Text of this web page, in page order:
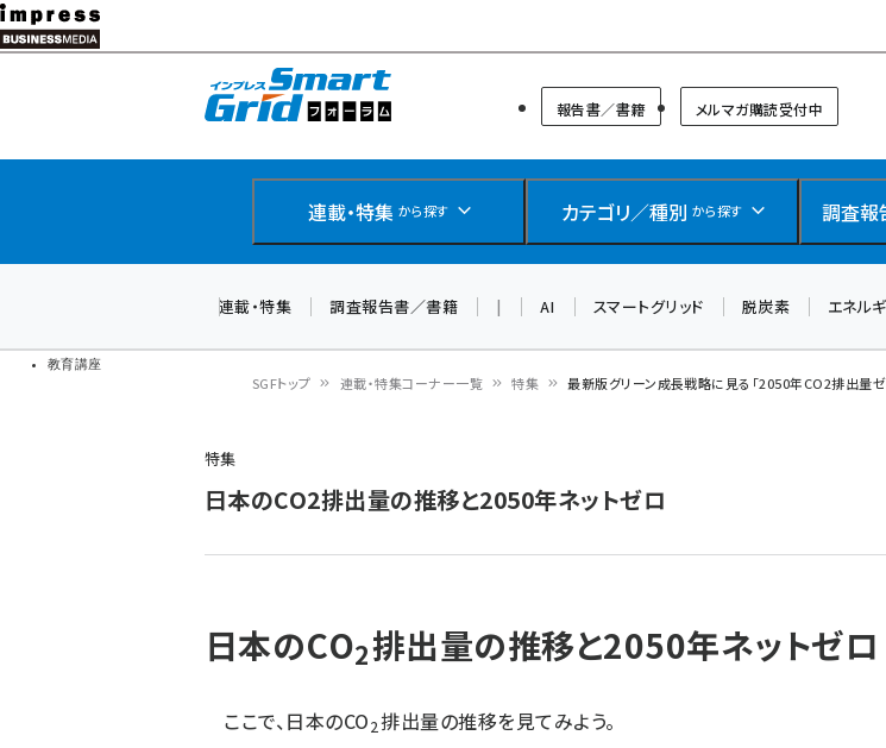
メ
イ
教育講座
スマートグリッドフォーラム
報告書／書籍 メルマガ購読受付中
連載・特集 から探す カテゴリ／種別 から探す 調査報
連載・特集 調査報告書／書籍 | AI スマートグリッド 脱炭素 エネル
ン
く
ず
SGFトップ 連載・特集コーナー一覧 特集 最新版グリーン成長戦略に見る「2050年CO2排出量
特集
日本のCO2排出量の推移と2050年ネットゼロ
日本のCO2排出量の推移と2050年ネットゼロ
ここで、日本のCO2排出量の推移を見てみよう。